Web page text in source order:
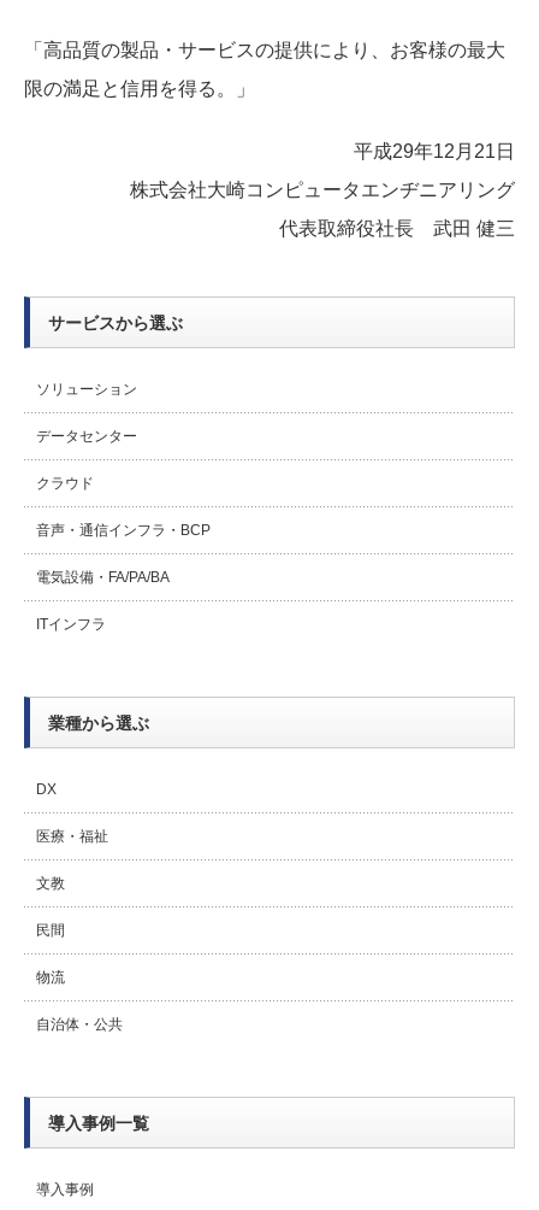
「高品質の製品・サービスの提供により、お客様の最大
限の満足と信用を得る。」
平成29年12月21日
株式会社大崎コンピュータエンヂニアリング
代表取締役社長 武田 健三
サービスから選ぶ
ソリューション
データセンター
クラウド
音声・通信インフラ・BCP
電気設備・FA/PA/BA
ITインフラ
業種から選ぶ
DX
医療・福祉
文教
民間
物流
自治体・公共
導入事例一覧
導入事例